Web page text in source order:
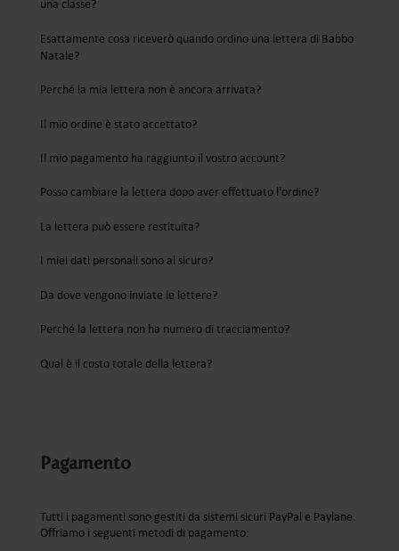
una classe?
Esattamente cosa riceverò quando ordino una lettera di Babbo
Natale?
Perché la mia lettera non è ancora arrivata?
Il mio ordine è stato accettato?
Il mio pagamento ha raggiunto il vostro account?
Posso cambiare la lettera dopo aver effettuato l'ordine?
La lettera può essere restituita?
I miei dati personali sono al sicuro?
Da dove vengono inviate le lettere?
Perché la lettera non ha numero di tracciamento?
Qual è il costo totale della lettera?
Pagamento
Tutti i pagamenti sono gestiti da sistemi sicuri PayPal e Paylane.
Offriamo i seguenti metodi di pagamento: